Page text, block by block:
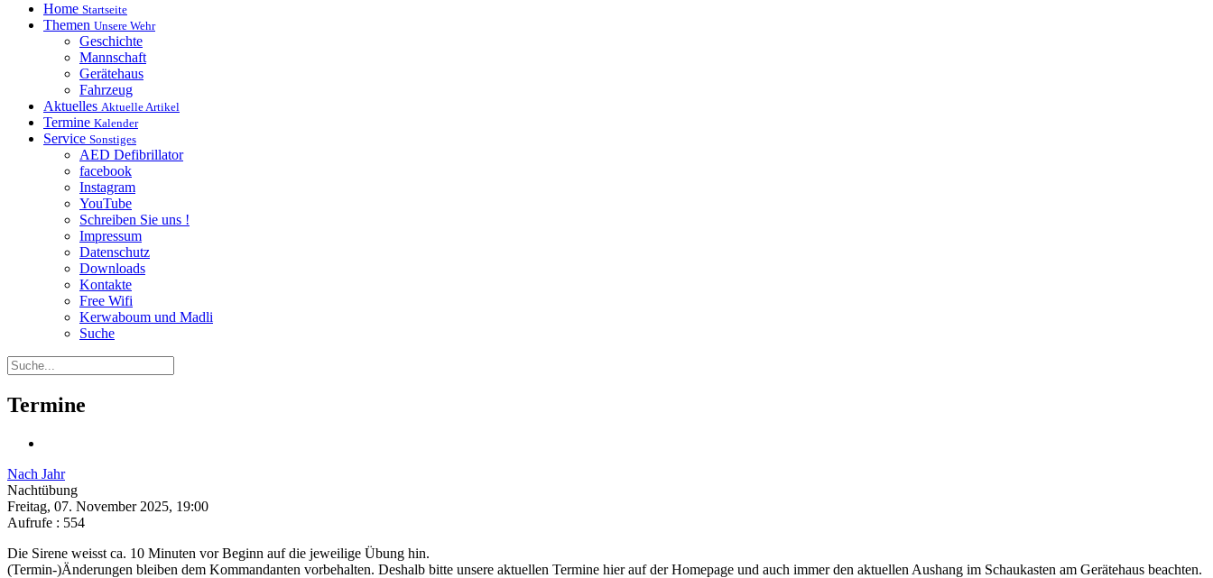
Home Startseite
Themen Unsere Wehr
Geschichte
Mannschaft
Gerätehaus
Fahrzeug
Aktuelles Aktuelle Artikel
Termine Kalender
Service Sonstiges
AED Defibrillator
facebook
Instagram
YouTube
Schreiben Sie uns !
Impressum
Datenschutz
Downloads
Kontakte
Free Wifi
Kerwaboum und Madli
Suche
Termine
Nach Jahr
Nachtübung
Freitag, 07. November 2025, 19:00
Aufrufe : 554
Die Sirene weisst ca. 10 Minuten vor Beginn auf die jeweilige Übung hin.
(Termin-)Änderungen bleiben dem Kommandanten vorbehalten. Deshalb bitte unsere aktuellen Termine hier auf der Homepage und auch immer den aktuellen Aushang im Schaukasten am Gerätehaus beachten.